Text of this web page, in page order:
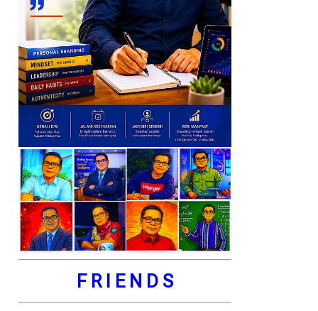
F R I E N D S